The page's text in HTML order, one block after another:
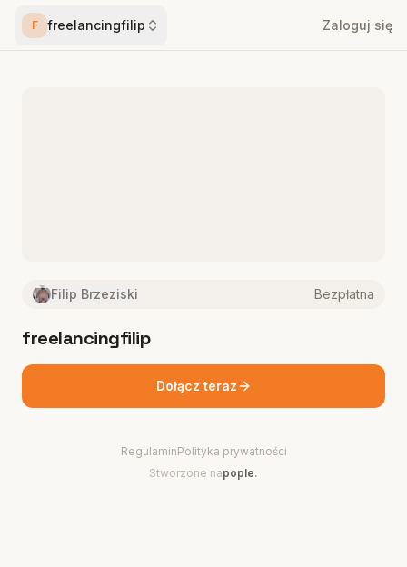
F freelancingfilip Zaloguj się
Filip Brzeziski Bezpłatna
freelancingfilip
Dołącz teraz
RegulaminPolityka prywatności
Stworzone napople.